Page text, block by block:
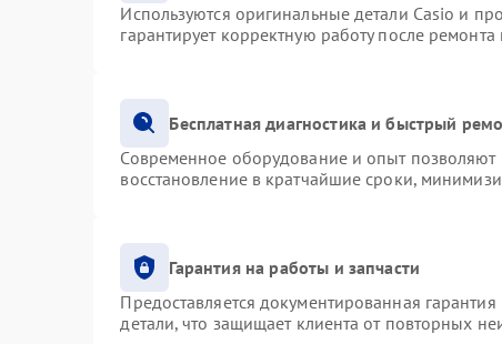
Используются оригинальные детали Casio и
гарантирует корректную работу после
Бесплатная диагностика и быстрый
Современное оборудование и опыт позволяют
восстановление в кратчайшие сроки,
Гарантия на работы и запчасти
Предоставляется документированная
детали, что защищает клиента от повторных